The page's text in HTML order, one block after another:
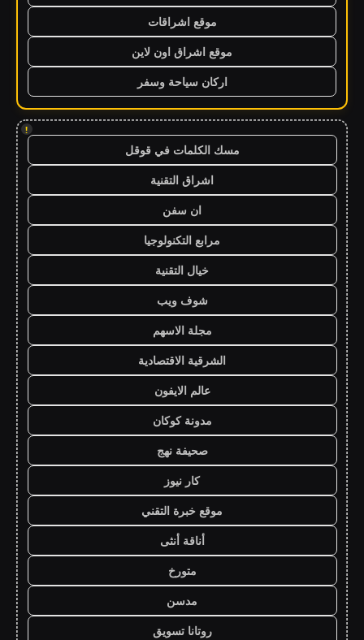
موقع اشراقات
موقع اشراق اون لاين
اركان سياحة وسفر
!
مسك الكلمات في قوقل
اشراق التقنية
ان سفن
مرابع التكنولوجيا
خيال التقنية
شوف ويب
مجلة الاسهم
الشرقية الاقتصادية
عالم الايفون
مدونة كوكان
صحيفة نهج
كار نيوز
موقع خبرة التقني
أناقة أنثى
متورخ
مدسن
روتانا تسويق